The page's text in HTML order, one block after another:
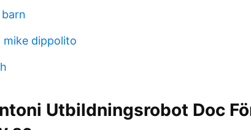
mike dippolito
Utbildningsrobot Doc